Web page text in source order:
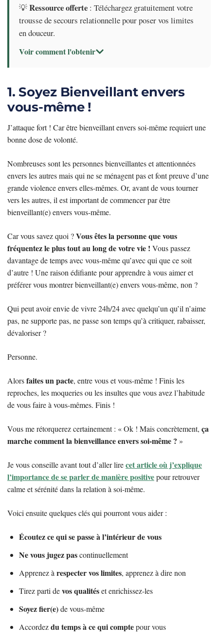
💡Ressource offerte : Téléchargez gratuitement votre
trousse de secours relationnelle pour poser vos limites
en douceur.
Voir comment l'obtenir
1. Soyez Bienveillant envers
vous-même !
J’attaque fort ! Car être bienveillant envers soi-même requiert une
bonne dose de volonté.
Nombreuses sont les personnes bienveillantes et attentionnées
envers les autres mais qui ne se ménagent pas et font preuve d’une
grande violence envers elles-mêmes. Or, avant de vous tourner
vers les autres, il est important de commencer par être
bienveillant(e) envers vous-même.
Car vous savez quoi ?Vous êtes la personne que vous
fréquentez le plus tout au long de votre vie ! Vous passez
davantage de temps avec vous-même qu’avec qui que ce soit
d’autre ! Une raison édifiante pour apprendre à vous aimer et
préférer vous montrer bienveillant(e) envers vous-même, non ?
Qui peut avoir envie de vivre 24h/24 avec quelqu’un qu’il n’aime
pas, ne supporte pas, ne passe son temps qu’à critiquer, rabaisser,
dévaloriser ?
Personne.
Alorsfaites un pacte, entre vous et vous-même ! Finis les
reproches, les moqueries ou les insultes que vous avez l’habitude
de vous faire à vous-mêmes. Finis !
Vous me rétorquerez certainement : « Ok ! Mais concrètement, ça
marche comment la bienveillance envers soi-même ? »
Je vous conseille avant tout d’aller lirecet article où j’explique
l’importance de se parler de manière positivepour retrouver
calme et sérénité dans la relation à soi-même.
Voici ensuite quelques clés qui pourront vous aider :
Écoutez ce qui se passe à l’intérieur de vous
Ne vous jugez pascontinuellement
Apprenez àrespecter vos limites, apprenez à dire non
Tirez parti devos qualitéset enrichissez-les
Soyez fier(e)de vous-même
Accordezdu temps à ce qui comptepour vous